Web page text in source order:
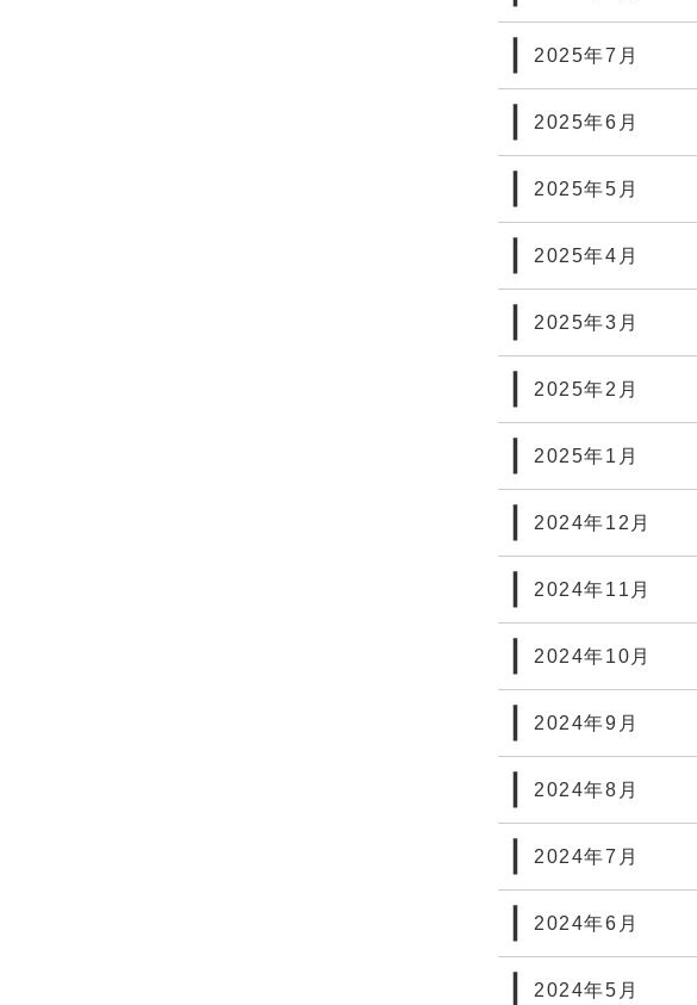
2025年7月
2025年6月
2025年5月
2025年4月
2025年3月
2025年2月
2025年1月
2024年12月
2024年11月
2024年10月
2024年9月
2024年8月
2024年7月
2024年6月
2024年5月